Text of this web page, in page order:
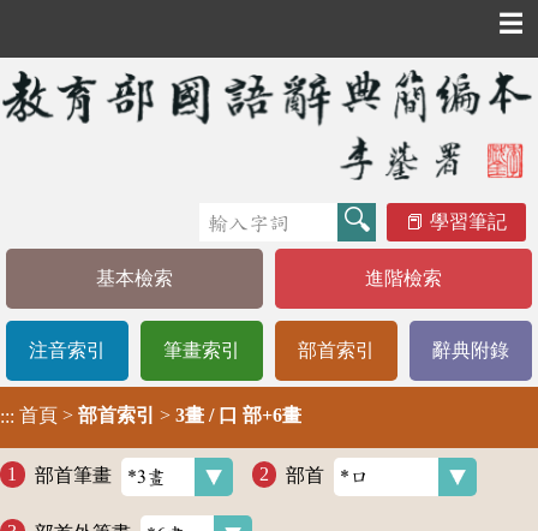
☰
學習筆記
基本檢索 進階檢索
注音索引 筆畫索引 部首索引 辭典附錄
::: 首頁 > 部首索引 > 3畫 / 口 部+6畫
部首筆畫 部首